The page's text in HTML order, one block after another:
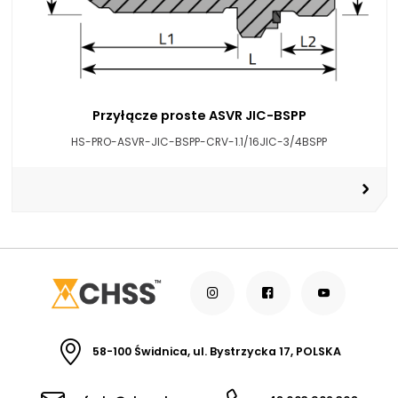
Przyłącze proste ASVR JIC-BSPP
HS-PRO-ASVR-JIC-BSPP-CRV-1.1/16JIC-3/4BSPP
58-100 Świdnica, ul. Bystrzycka 17, POLSKA